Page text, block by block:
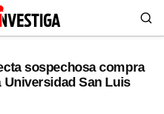
sospechosa compra
Universidad San Luis